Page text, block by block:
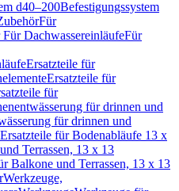
d40–200Befestigungssystem
Für
DachwassereinläufeFür
Ersatzteile für
Ersatzteile für
für
für drinnen und
für drinnen und
Ersatzteile für Bodenabläufe 13 x
Terrassen, 13 x 13
Balkone und Terrassen, 13 x 13
Werkzeuge,